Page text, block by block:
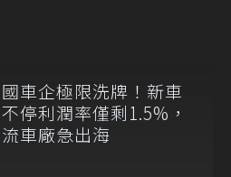
車企極限洗牌！新車
停利潤率僅剩1.5%，
車廠急出海